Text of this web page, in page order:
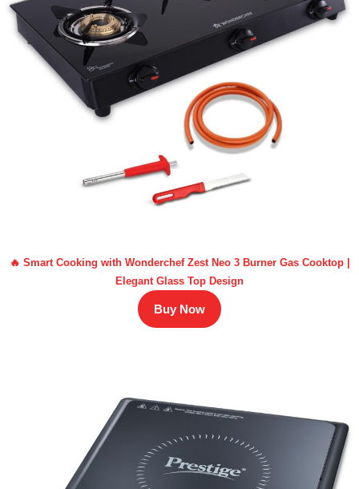
🔥 Smart Cooking with Wonderchef Zest Neo 3 Burner Gas Cooktop |
Elegant Glass Top Design
Buy Now